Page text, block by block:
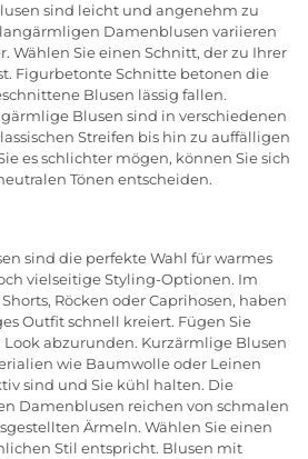
sind leicht und angenehm zu
Damenblusen variieren
Wählen Sie einen Schnitt, der zu Ihrer
Figurbetonte Schnitte betonen die
Blusen lässig fallen.
Blusen sind in verschiedenen
Streifen bis hin zu auffälligen
es schlichter mögen, können Sie sich
Tönen entscheiden.
sind die perfekte Wahl für warmes
vielseitige Styling-Optionen. Im
Röcken oder Caprihosen, haben
Outfit schnell kreiert. Fügen Sie
abzurunden. Kurzärmlige Blusen
wie Baumwolle oder Leinen
sind und Sie kühl halten. Die
Damenblusen reichen von schmalen
Ärmeln. Wählen Sie einen
Stil entspricht. Blusen mit